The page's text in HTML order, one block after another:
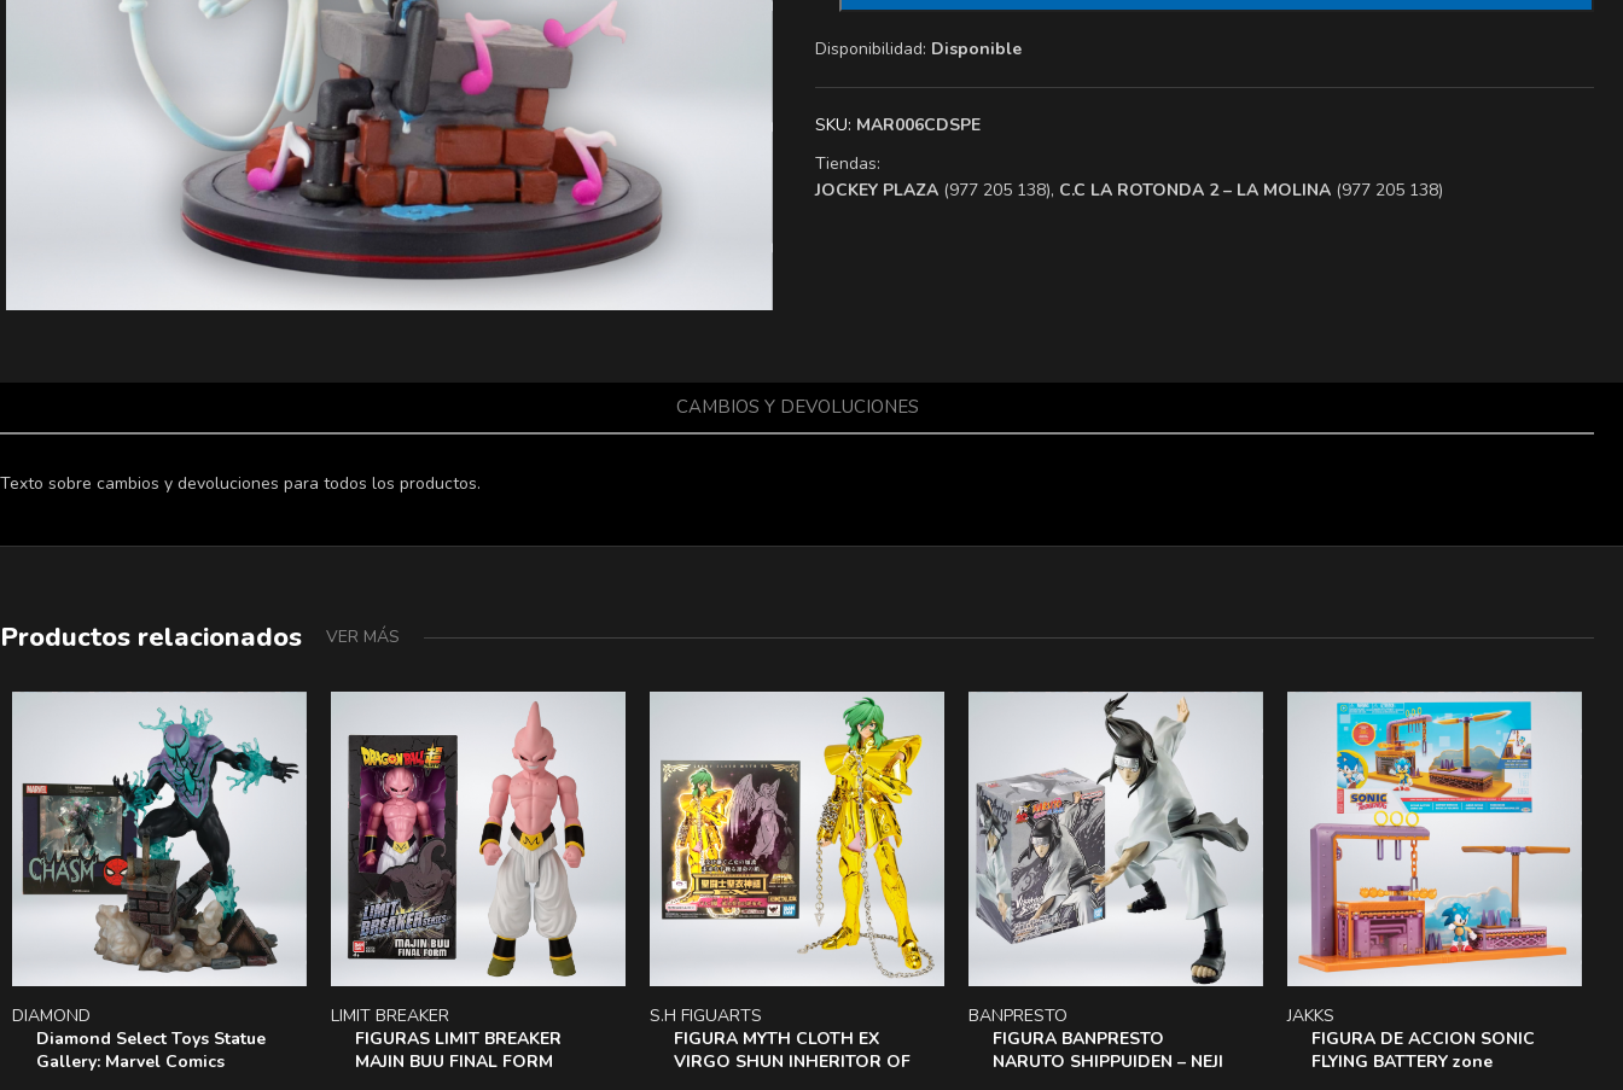
Disponibilidad: Disponible
SKU: MAR006CDSPE
Tiendas:
​JOCKEY PLAZA (977 205 138), ​C.C LA ROTONDA 2 – LA MOLINA (977 205 138)
CAMBIOS Y DEVOLUCIONES
Texto sobre cambios y devoluciones para todos los productos.
Productos relacionados VER MÁS
Diamond Select Toys Statue
Gallery: Marvel Comics
DIAMOND
FIGURAS LIMIT BREAKER
MAJIN BUU FINAL FORM
LIMIT BREAKER
FIGURA MYTH CLOTH EX
VIRGO SHUN INHERITOR OF
S.H FIGUARTS
FIGURA BANPRESTO
NARUTO SHIPPUIDEN – NEJI
BANPRESTO
FIGURA DE ACCION SONIC
FLYING BATTERY zone
JAKKS